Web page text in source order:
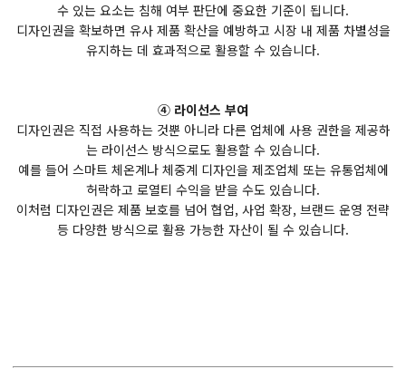
수 있는 요소는 침해 여부 판단에 중요한 기준이 됩니다.
디자인권을 확보하면 유사 제품 확산을 예방하고 시장 내 제품 차별성을
유지하는 데 효과적으로 활용할 수 있습니다.
④ 라이선스 부여
디자인권은 직접 사용하는 것뿐 아니라 다른 업체에 사용 권한을 제공하
는 라이선스 방식으로도 활용할 수 있습니다.
예를 들어 스마트 체온계나 체중계 디자인을 제조업체 또는 유통업체에
허락하고 로열티 수익을 받을 수도 있습니다.
이처럼 디자인권은 제품 보호를 넘어 협업, 사업 확장, 브랜드 운영 전략
등 다양한 방식으로 활용 가능한 자산이 될 수 있습니다.